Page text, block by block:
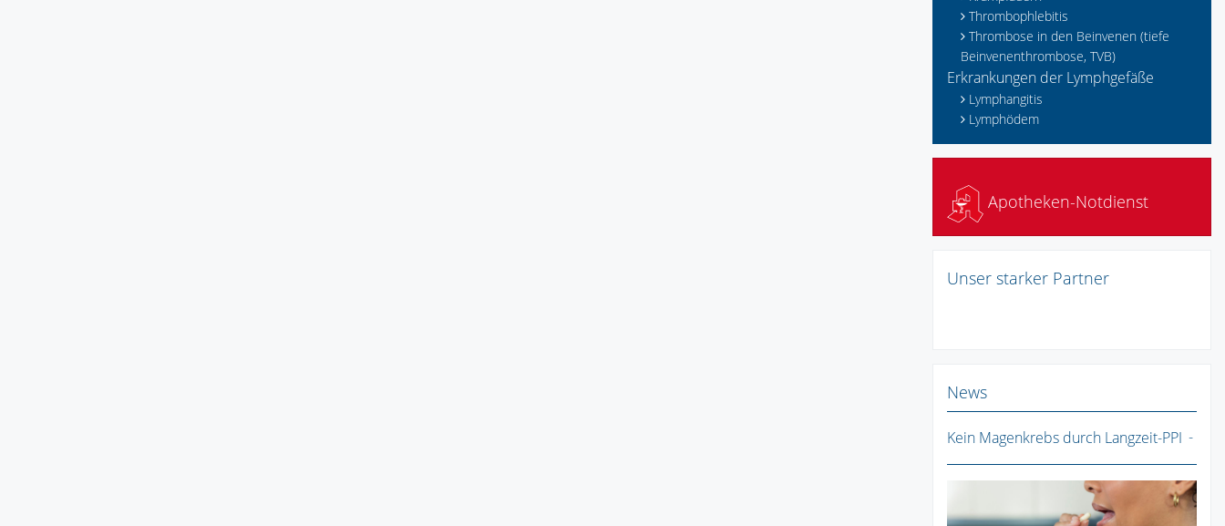
Thrombophlebitis
Thrombose in den Beinvenen (tiefe
Beinvenenthrombose, TVB)
Erkrankungen der Lymphgefäße
Lymphangitis
Lymphödem
Apotheken-Notdienst
Unser starker Partner
News
Kein Magenkrebs durch Langzeit-PPI